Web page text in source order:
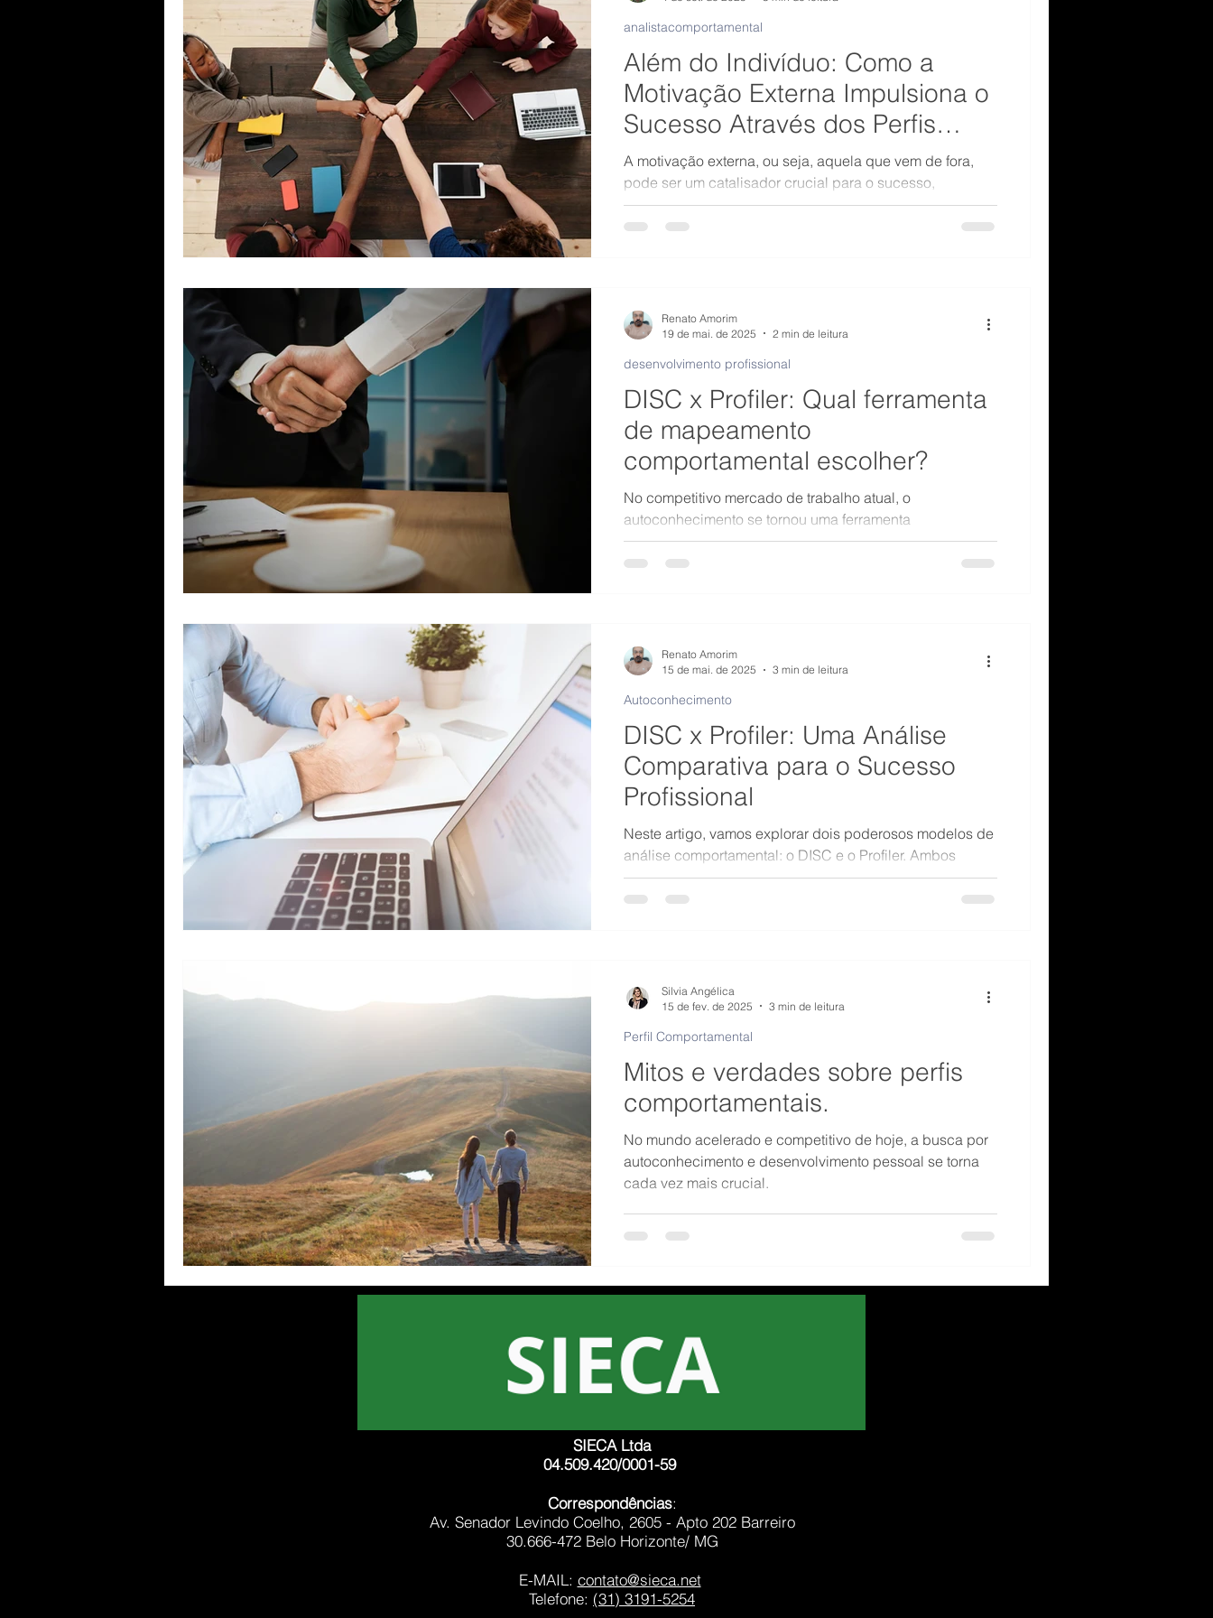
Além do Indivíduo: Como a
Motivação Externa Impulsiona o
Sucesso Através dos Perfis
Comportamentais
A motivação externa, ou seja, aquela que vem de fora,
pode ser um catalisador crucial para o sucesso,
especialmente quando combinada com o conhecimento
dos perfis comportamentais.
analistacomportamental
DISC x Profiler: Qual ferramenta
de mapeamento
comportamental escolher?
No competitivo mercado de trabalho atual, o
autoconhecimento se tornou uma ferramenta
imprescindível para o sucesso profissional. Para jovens
universitários em busca de colocação, entender seus
desenvolvimento profissional
Renato Amorim
19 de mai. de 2025
2 min de leitura
DISC x Profiler: Uma Análise
Comparativa para o Sucesso
Profissional
Neste artigo, vamos explorar dois poderosos modelos de
análise comportamental: o DISC e o Profiler. Ambos
oferecem insights valiosos sobre como compreendemos
e interagimos com o mundo, mas possuem nuances
Autoconhecimento
Renato Amorim
15 de mai. de 2025
3 min de leitura
Mitos e verdades sobre perfis
comportamentais.
No mundo acelerado e competitivo de hoje, a busca por
autoconhecimento e desenvolvimento pessoal se torna
cada vez mais crucial.
Perfil Comportamental
Silvia Angélica
15 de fev. de 2025
3 min de leitura
SIECA Ltda
04.509.420/0001-59
Correspondências:
Av. Senador Levindo Coelho, 2605 - Apto 202 Barreiro
30.666-472 Belo Horizonte/ MG
E-MAIL: contato@sieca.net
Telefone: (31) 3191-5254